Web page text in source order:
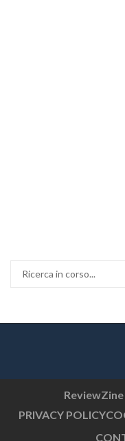
ReviewZine
PRIVACY POLICY